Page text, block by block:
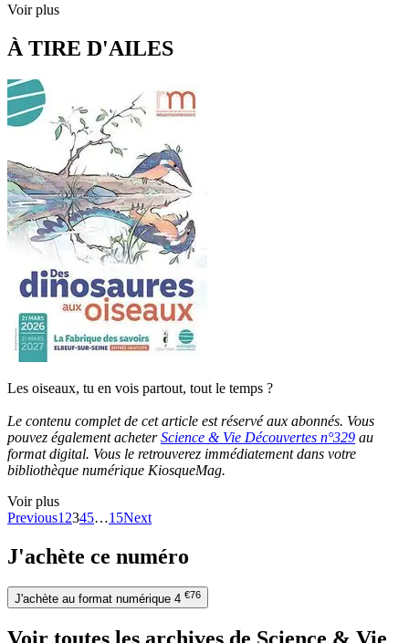
Voir plus
À TIRE D'AILES
Les oiseaux, tu en vois partout, tout le temps ?
Le contenu complet de cet article est réservé aux abonnés. Vous
pouvez également acheterScience & Vie Découvertes n°329 au
format digital. Vous le retrouverez immédiatement dans votre
bibliothèque numérique KiosqueMag.
Voir plus
Previous1 2345…15Next
J'achète ce numéro
J'achète au format numérique 4 €76